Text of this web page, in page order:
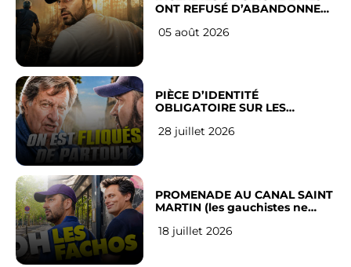
ONT REFUSÉ D’ABANDONNER
05 août 2026
PIÈCE D’IDENTITÉ
OBLIGATOIRE SUR LES
Français
28 juillet 2026
PROMENADE AU CANAL SAINT
MARTIN (les gauchistes ne
18 juillet 2026